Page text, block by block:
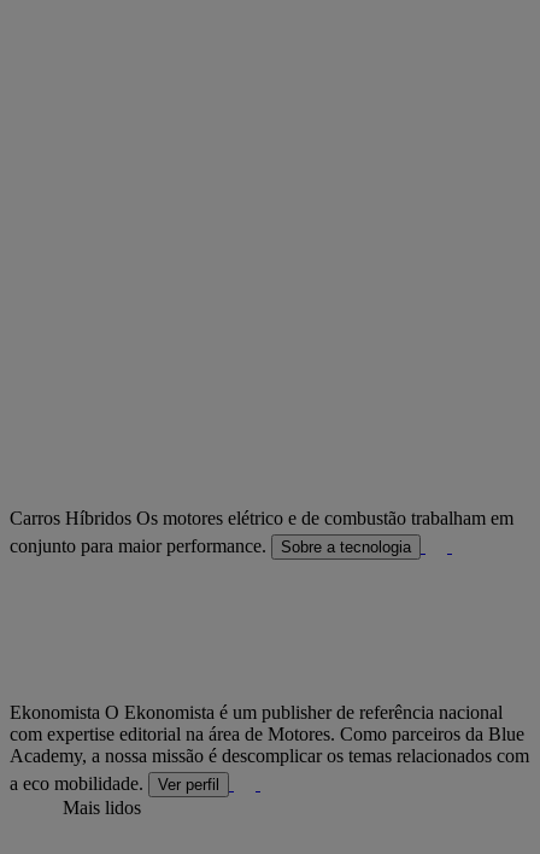
Carros Híbridos Os motores elétrico e de combustão trabalham em
conjunto para maior performance.
Sobre a tecnologia
Ekonomista O Ekonomista é um publisher de referência nacional
com expertise editorial na área de Motores. Como parceiros da Blue
Academy, a nossa missão é descomplicar os temas relacionados com
a eco mobilidade.
Ver perfil
Mais lidos